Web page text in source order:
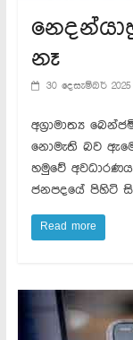
නෑ
30 දෙසැම්බර් 2025
අග්‍රාමාත්‍ය
නොමැති බව
හමුවේ
ජනපදයේ පිහිටි
Read more